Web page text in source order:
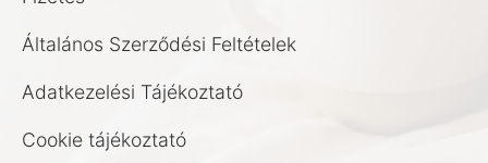
Általános Szerződési Feltételek
Adatkezelési Tájékoztató
Cookie tájékoztató